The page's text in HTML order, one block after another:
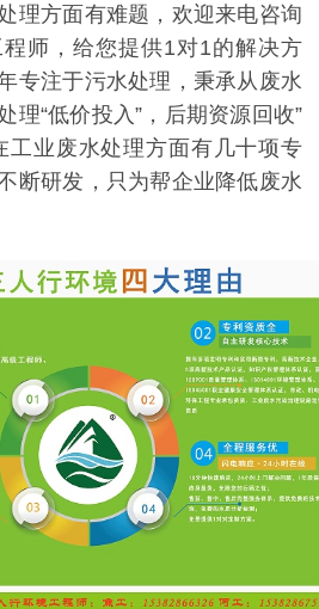
理方面有难题，欢迎来电咨询
师，给您提供1对1的解决方
专注于污水处理，秉承从废水
理“低价投入”，后期资源回收”
工业废水处理方面有几十项专
断研发，只为帮企业降低废水